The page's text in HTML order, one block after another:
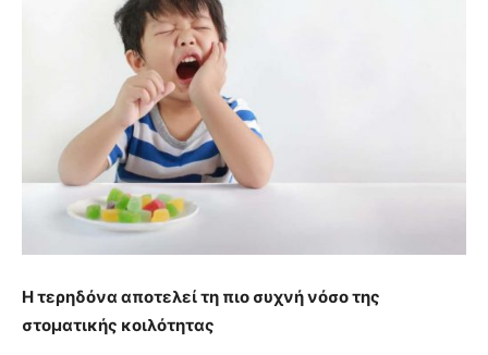
Η τερηδόνα αποτελεί τη πιο συχνή νόσο της
στοματικής κοιλότητας